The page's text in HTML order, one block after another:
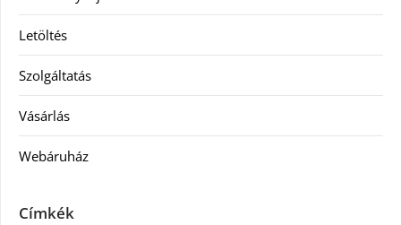
Letöltés
Szolgáltatás
Vásárlás
Webáruház
Címkék